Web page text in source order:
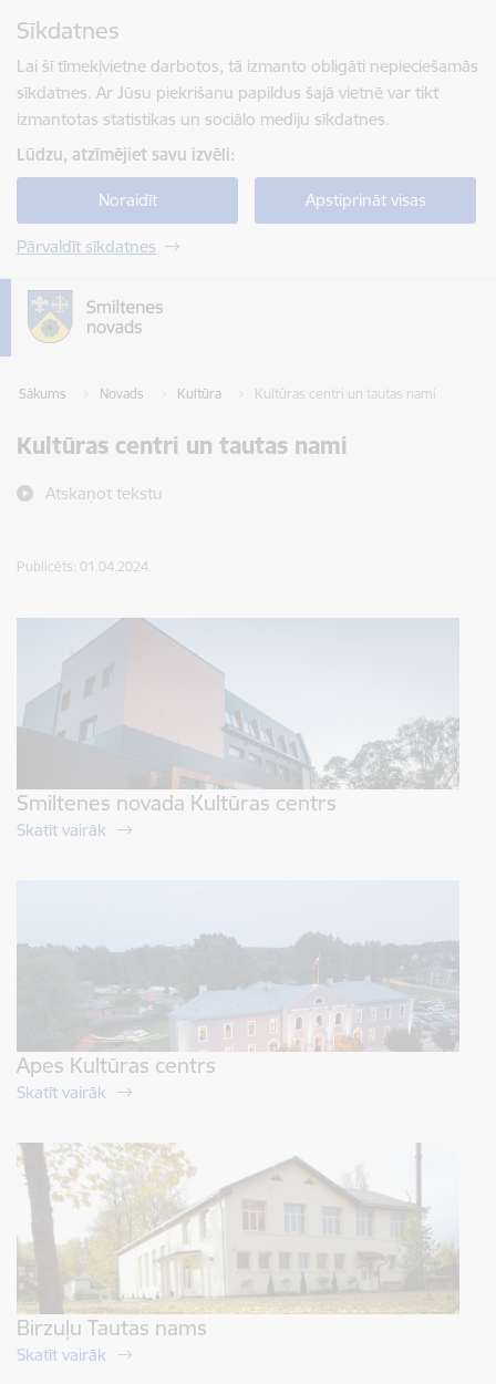
Sīkdatnes
Lai šī tīmekļvietne darbotos, tā izmanto obligāti nepieciešamās
sīkdatnes. Ar Jūsu piekrišanu papildus šajā vietnē var tikt
izmantotas statistikas un sociālo mediju sīkdatnes.
Lūdzu, atzīmējiet savu izvēli:
Noraidīt Apstiprināt visas
Pārvaldīt sīkdatnes
Sākums Novads Kultūra Kultūras centri un tautas nami
Kultūras centri un tautas nami
Atskaņot tekstu
Publicēts: 01.04.2024.
Smiltenes novada Kultūras centrs
Skatīt vairāk
Apes Kultūras centrs
Skatīt vairāk
Birzuļu Tautas nams
Skatīt vairāk